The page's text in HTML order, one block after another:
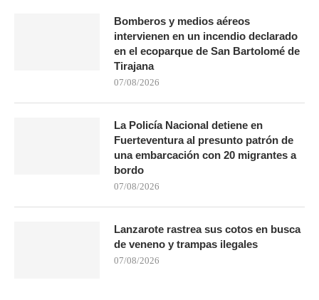
Bomberos y medios aéreos
intervienen en un incendio declarado
en el ecoparque de San Bartolomé de
Tirajana
07/08/2026
La Policía Nacional detiene en
Fuerteventura al presunto patrón de
una embarcación con 20 migrantes a
bordo
07/08/2026
Lanzarote rastrea sus cotos en busca
de veneno y trampas ilegales
07/08/2026